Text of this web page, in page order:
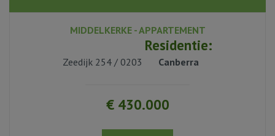
2
1
MIDDELKERKE - APPARTEMENT
Zeedijk 254 / 0203
Residentie:
Canberra
€ 430.000